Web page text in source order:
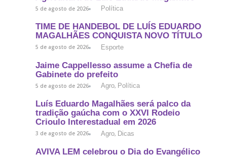
5 de agosto de 2026 Política
TIME DE HANDEBOL DE LUÍS EDUARDO
MAGALHÃES CONQUISTA NOVO TÍTULO
5 de agosto de 2026 Esporte
Jaime Cappellesso assume a Chefia de
Gabinete do prefeito
5 de agosto de 2026 Agro, Política
Luís Eduardo Magalhães será palco da
tradição gaúcha com o XXVI Rodeio
Crioulo Interestadual em 2026
3 de agosto de 2026 Agro, Dicas
AVIVA LEM celebrou o Dia do Evangélico